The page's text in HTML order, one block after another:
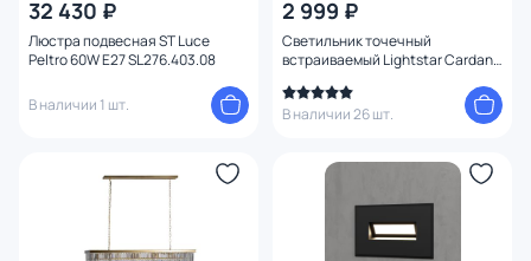
32 430 ₽
Люстра подвесная ST Luce
Peltro 60W E27 SL276.403.08
В наличии 1 шт.
2 999 ₽
Светильник точечный
встраиваемый Lightstar Cardano
В наличии 26 шт.